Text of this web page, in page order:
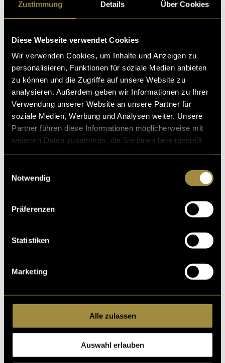
Zustimmung Details Über Cookies
Diese Webseite verwendet Cookies
Wir verwenden Cookies, um Inhalte und Anzeigen zu
personalisieren, Funktionen für soziale Medien anbieten
zu können und die Zugriffe auf unsere Website zu
analysieren. Außerdem geben wir Informationen zu Ihrer
Verwendung unserer Website an unsere Partner für
soziale Medien, Werbung und Analysen weiter. Unsere
Partner führen diese Informationen möglicherweise mit
weiteren Daten zusammen, die Sie ihnen bereitgestellt
Notwendig
Präferenzen
Statistiken
Marketing
Alle zulassen
Auswahl erlauben
Kritik